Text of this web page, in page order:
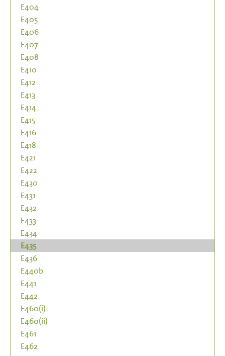
E404
E405
E406
E407
E408
E410
E412
E413
E414
E415
E416
E418
E421
E422
E430
E431
E432
E433
E434
E435
E436
E440b
E441
E442
E460(i)
E460(ii)
E461
E462